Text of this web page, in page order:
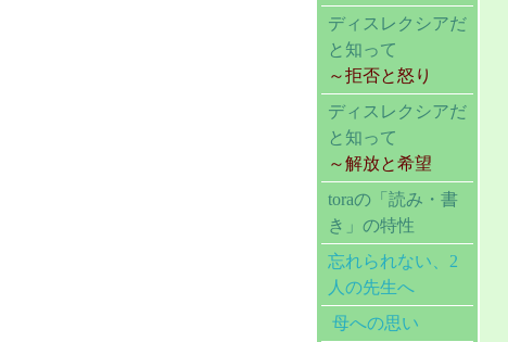
ディスレクシアだ
と知って
～拒否と怒り
ディスレクシアだ
と知って
～解放と希望
toraの「読み・書
き」の特性
忘れられない、2
人の先生へ
母への思い